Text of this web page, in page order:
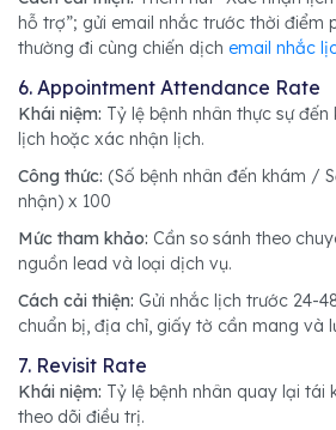
hỗ trợ”; gửi email nhắc trước thời điểm
thường đi cùng chiến dịch email nhắc
6. Appointment Attendance Rate
Khái niệm: Tỷ lệ bệnh nhân thực sự
lịch hoặc xác nhận lịch.
Công thức: (Số bệnh nhân đến khám /
nhận) x 100
Mức tham khảo: Cần so sánh theo
nguồn lead và loại dịch vụ.
Cách cải thiện: Gửi nhắc lịch trước 24-
chuẩn bị, địa chỉ, giấy tờ cần mang và
7. Revisit Rate
Khái niệm: Tỷ lệ bệnh nhân quay lại tái
theo dõi điều trị.